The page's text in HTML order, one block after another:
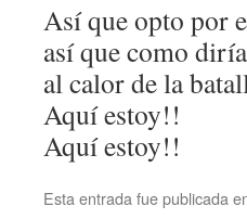
Así que opto por
así que como
al calor de la
Aquí estoy!!
Aquí estoy!!
Esta entrada fue publicada